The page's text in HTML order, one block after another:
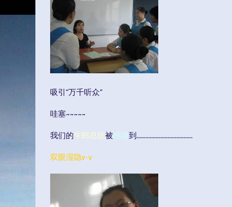
吸引“万千听众”
哇塞~~~~~
我们的牛郎总统被 感动 到......................................
双眼湿隐v-v